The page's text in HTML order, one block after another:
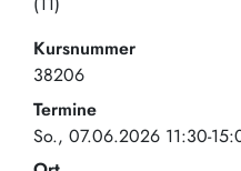
Kursnummer
38206
Termine
So., 07.06.2026 11:30-